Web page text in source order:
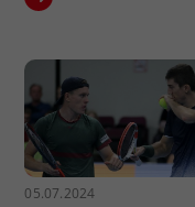
05.07.2024